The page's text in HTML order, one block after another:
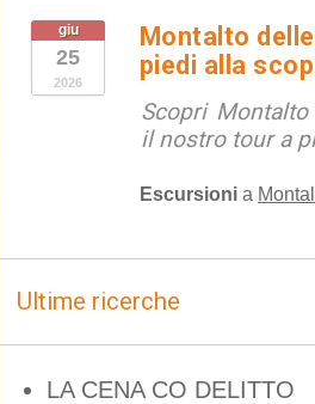
giu
25
2026
Montalto
piedi alla
Scopri
il nostro tour a
Escursioni a
Ultime ricerche
LA CENA CO DELITTO